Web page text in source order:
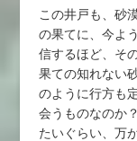
この井戸も、砂
の果てに、今よ
信するほど、そ
果ての知れない
のように行方も
会うものなのか
たいぐらい、万